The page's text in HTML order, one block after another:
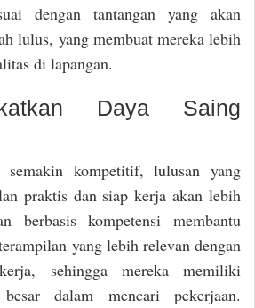
dengan tantangan yang akan
lulus, yang membuat mereka lebih
di lapangan.
Daya Saing
kompetitif, lulusan yang
praktis dan siap kerja akan lebih
berbasis kompetensi membantu
yang lebih relevan dengan
sehingga mereka memiliki
dalam mencari pekerjaan.